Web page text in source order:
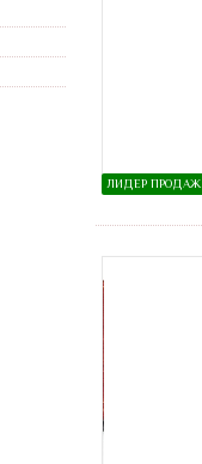
ЛИДЕР ПРОДАЖ